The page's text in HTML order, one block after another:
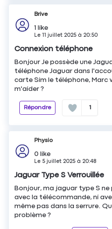
Brive
1 like
Le11 juillet 2025 à 20:50
Connexion téléphone
Bonjour Je possède une
téléphone Jaguar dans
carte Sim le téléphone, Marc
m'aider ?
Répondre 1
Physio
0 like
Le5 juillet 2025 à 20:48
Jaguar Type S Verrouillée
Bonjour, ma jaguar type S
avec la télécommande, ni
même pas dans la serrure.
problème ?